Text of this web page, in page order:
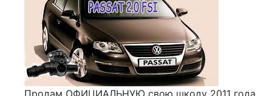
Продам ОФИЦИАЛЬНУЮ свою шкоду 2011 года